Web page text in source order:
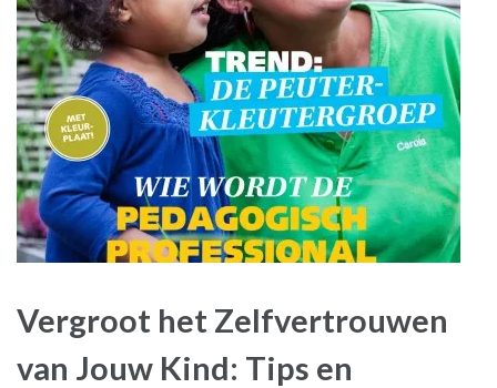
Vergroot het Zelfvertrouwen
van Jouw Kind: Tips en